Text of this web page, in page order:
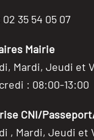
02 35 54 05 07
Mairie
Mardi, Jeudi et
: 08:00-13:00
CNI/
, Mardi, Jeudi et